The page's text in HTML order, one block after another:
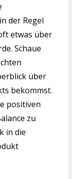
der Regel
etwas über
Schaue
über
bekommst.
positiven
zu
in die